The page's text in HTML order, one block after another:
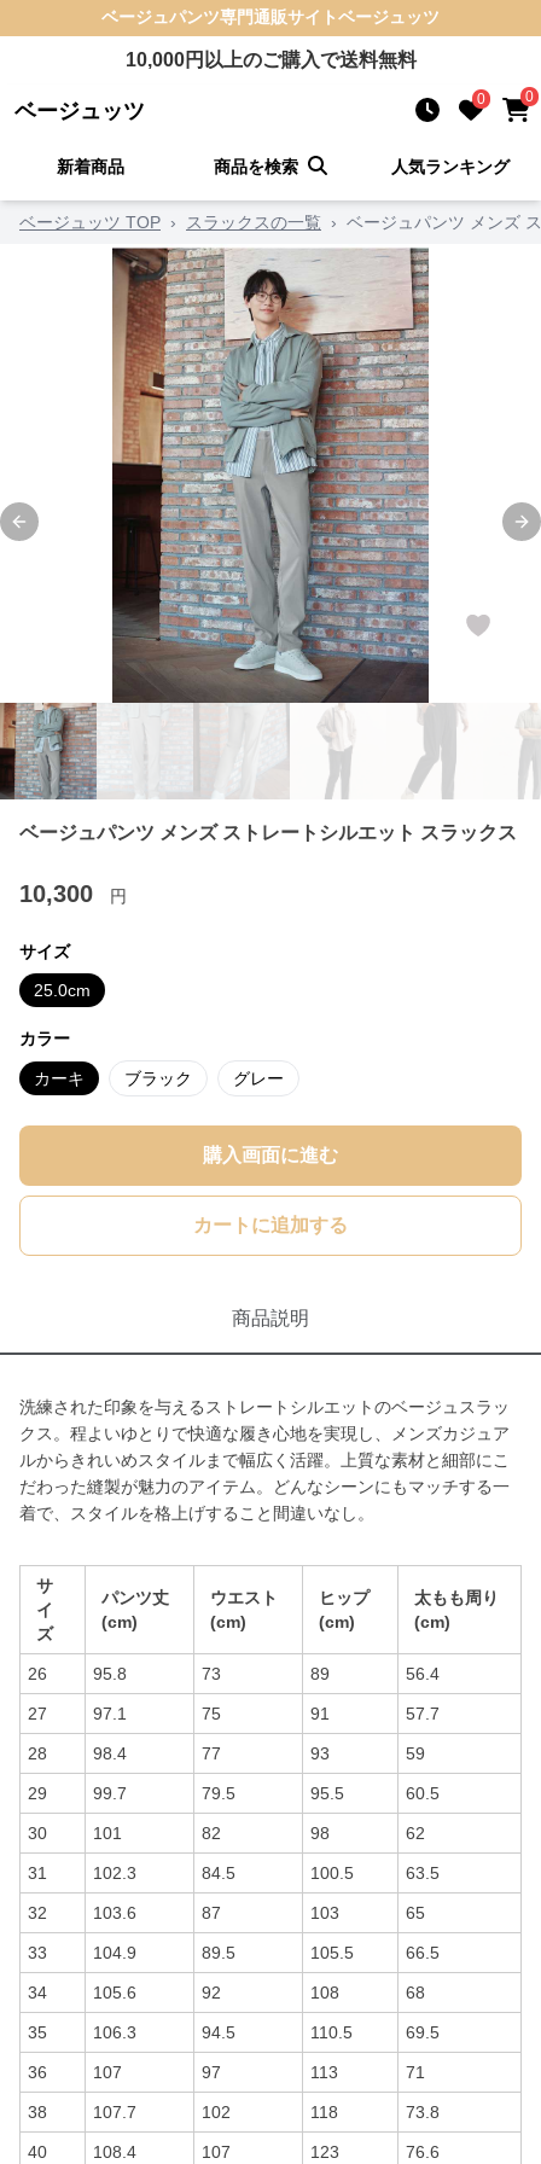
ベージュパンツ専門通販サイトベージュッツ
10,000円以上のご購入で送料無料
ベージュッツ 0 0
新着商品 商品を検索 人気ランキング
ベージュッツ TOP › スラックスの一覧 › ベージュパンツ メンズ
Previous slide
ベージュパンツ メンズ ストレートシルエット スラックス
10,300 円
サイズ
25.0cm
カラー
カーキ ブラック グレー
購入画面に進む
カートに追加する
商品説明
洗練された印象を与えるストレートシルエットのベージュスラッ
クス。程よいゆとりで快適な履き心地を実現し、メンズカジュア
ルからきれいめスタイルまで幅広く活躍。上質な素材と細部にこ
だわった縫製が魅力のアイテム。どんなシーンにもマッチする一
着で、スタイルを格上げすること間違いなし。
サ
イ
ズ
パンツ丈
(cm)
ウエスト
(cm)
ヒップ
(cm)
太もも周り
(cm)
26 95.8 73 89 56.4
27 97.1 75 91 57.7
28 98.4 77 93 59
29 99.7 79.5 95.5 60.5
30 101 82 98 62
31 102.3 84.5 100.5 63.5
32 103.6 87 103 65
33 104.9 89.5 105.5 66.5
34 105.6 92 108 68
35 106.3 94.5 110.5 69.5
36 107 97 113 71
38 107.7 102 118 73.8
40 108.4 107 123 76.6